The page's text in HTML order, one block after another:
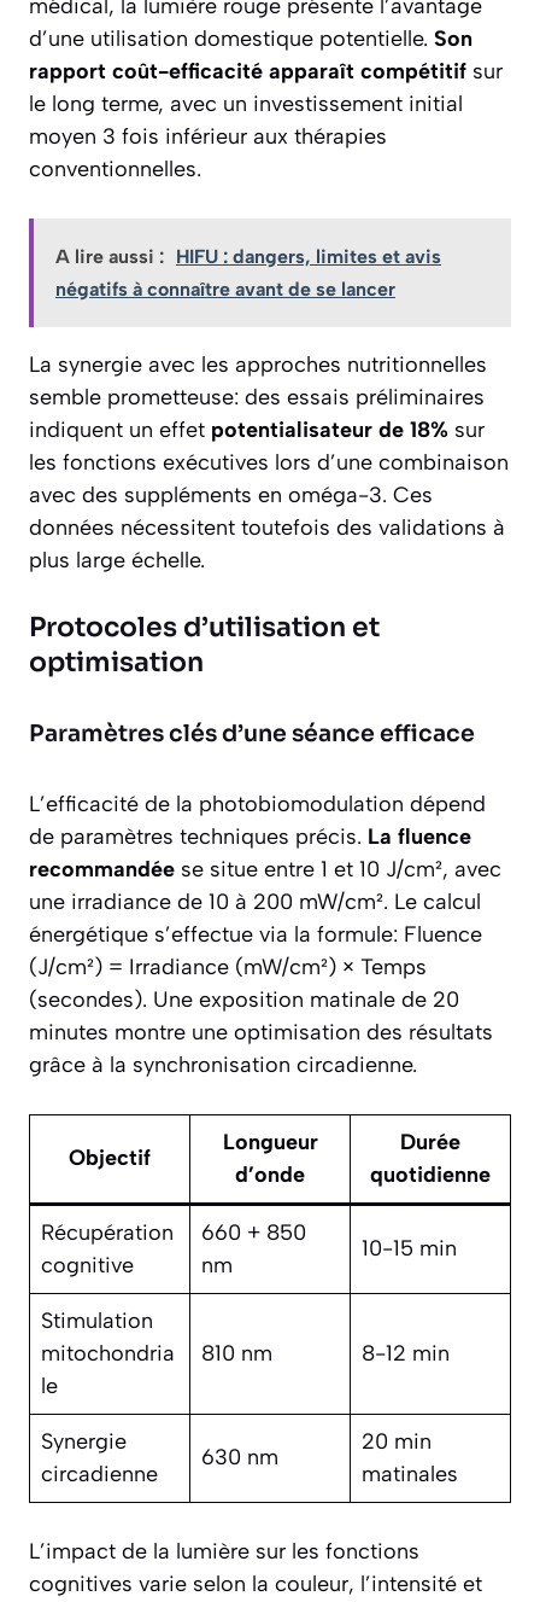
médical, la lumière rouge présente l’avantage
d’une utilisation domestique potentielle. Son
rapport coût-efficacité apparaît compétitif sur
le long terme, avec un investissement initial
moyen 3 fois inférieur aux thérapies
conventionnelles.
A lire aussi : HIFU : dangers, limites et avis
négatifs à connaître avant de se lancer
La synergie avec les approches nutritionnelles
semble prometteuse: des essais préliminaires
indiquent un effet potentialisateur de 18% sur
les fonctions exécutives lors d’une combinaison
avec des suppléments en oméga-3. Ces
données nécessitent toutefois des validations à
plus large échelle.
Protocoles d’utilisation et
optimisation
Paramètres clés d’une séance efficace
L’efficacité de la photobiomodulation dépend
de paramètres techniques précis. La fluence
recommandée se situe entre 1 et 10 J/cm², avec
une irradiance de 10 à 200 mW/cm². Le calcul
énergétique s’effectue via la formule: Fluence
(J/cm²) = Irradiance (mW/cm²) × Temps
(secondes). Une exposition matinale de 20
minutes montre une optimisation des résultats
grâce à la synchronisation circadienne.
Objectif
Longueur
d’onde
Durée
quotidienne
Récupération
cognitive
660 + 850
nm
10-15 min
Stimulation
mitochondria
le
810 nm 8-12 min
Synergie
circadienne
630 nm
20 min
matinales
L’impact de la lumière sur les fonctions
cognitives varie selon la couleur, l’intensité et